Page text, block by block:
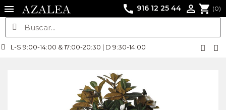
call 916 12 25 44  shopping_cart (0)
L-S 9:00-14:00 & 17:00-20:30 | D 9:30-14:00